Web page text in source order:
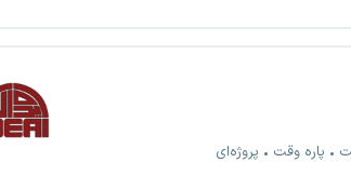
پاره وقت پروژه‌ای